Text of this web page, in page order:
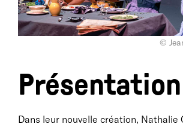
©
Présentation
Dans leur nouvelle création, Nathalie